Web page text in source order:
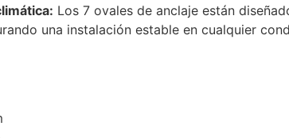
Los 7 ovales de anclaje están
una instalación estable en cualquier